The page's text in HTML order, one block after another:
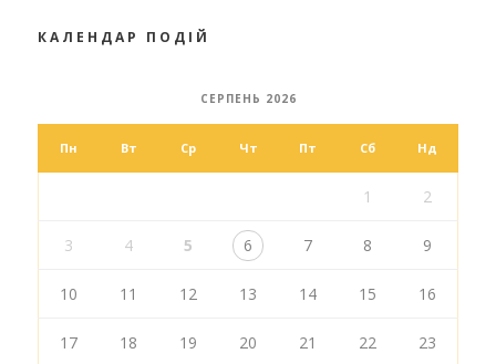
КАЛЕНДАР ПОДІЙ
СЕРПЕНЬ 2026
Пн Вт Ср Чт Пт Сб Нд
1 2
3 4 5 6 7 8 9
10 11 12 13 14 15 16
17 18 19 20 21 22 23